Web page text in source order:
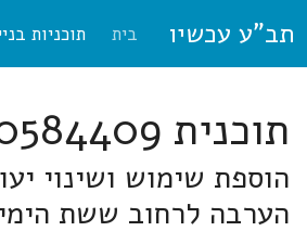
תב"ע עכשיו בית תוכניות
תוכנית 602-0584409 אילת
הוספת שימוש ושינוי
הערבה לרחוב ששת